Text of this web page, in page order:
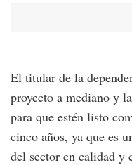
El titular de la
proyecto a mediano y
para que estén listo
cinco años, ya que es
del sector en calidad y